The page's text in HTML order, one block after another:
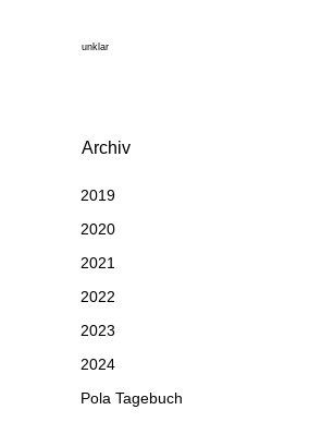
unklar
Archiv
2019
2020
2021
2022
2023
2024
Pola Tagebuch